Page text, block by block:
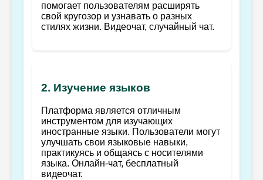
помогает пользователям расширять
свой кругозор и узнавать о разных
стилях жизни. Видеочат, случайный чат.
2. Изучение языков
Платформа является отличным
инструментом для изучающих
иностранные языки. Пользователи могут
улучшать свои языковые навыки,
практикуясь и общаясь с носителями
языка. Онлайн-чат, бесплатный
видеочат.